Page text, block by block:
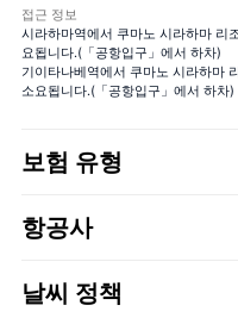
접근 정보
시라하마역에서 쿠마노 시라하마 리
요됩니다.(「공항입구」에서 하차)
기이타나베역에서 쿠마노 시라하마
소요됩니다.(「공항입구」에서 하차)
보험 유형
항공사
가가 에어로 시스템 주식회사
날씨 정책